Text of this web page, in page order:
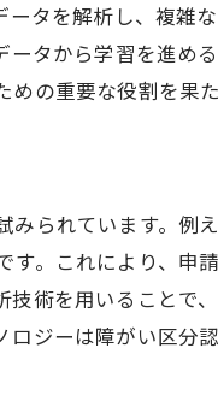
タを解析し、複雑
タから学習を進め
の重要な役割を果
られています。例
。これにより、申
術を用いることで
ジーは障がい区分